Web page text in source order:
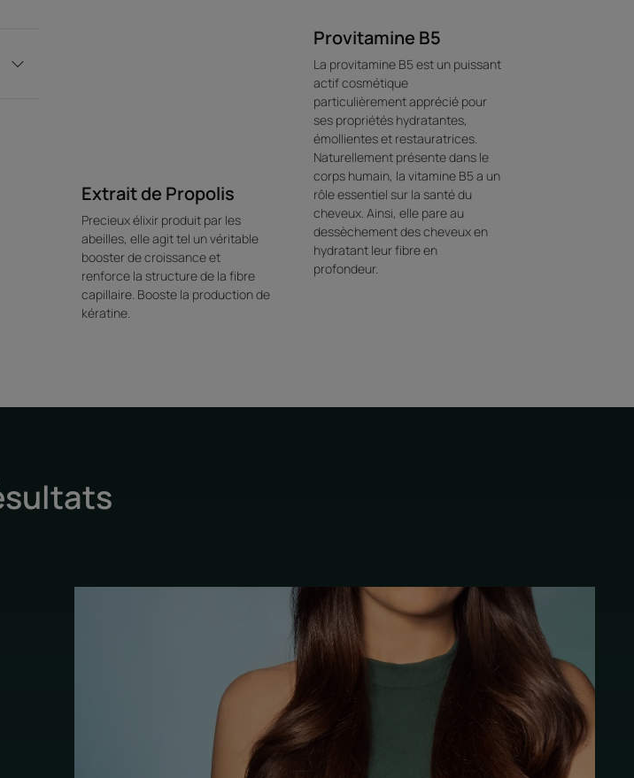
Extrait de Propolis
Precieux élixir produit par les
abeilles, elle agit tel un véritable
booster de croissance et
renforce la structure de la fibre
capillaire. Booste la production de
kératine.
Provitamine B5
La provitamine B5 est un puissant
actif cosmétique
particulièrement apprécié pour
ses propriétés hydratantes,
émollientes et restauratrices.
Naturellement présente dans le
corps humain, la vitamine B5 a un
rôle essentiel sur la santé du
cheveux. Ainsi, elle pare au
dessèchement des cheveux en
hydratant leur fibre en
profondeur. ​